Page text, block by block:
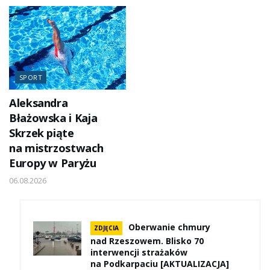
SPORT
Aleksandra
Błażowska i Kaja
Skrzek piąte
na mistrzostwach
Europy w Paryżu
06.08.2026
ZDJĘCIA
Oberwanie chmury
nad Rzeszowem. Blisko 70
interwencji strażaków
na Podkarpaciu [AKTUALIZACJA]